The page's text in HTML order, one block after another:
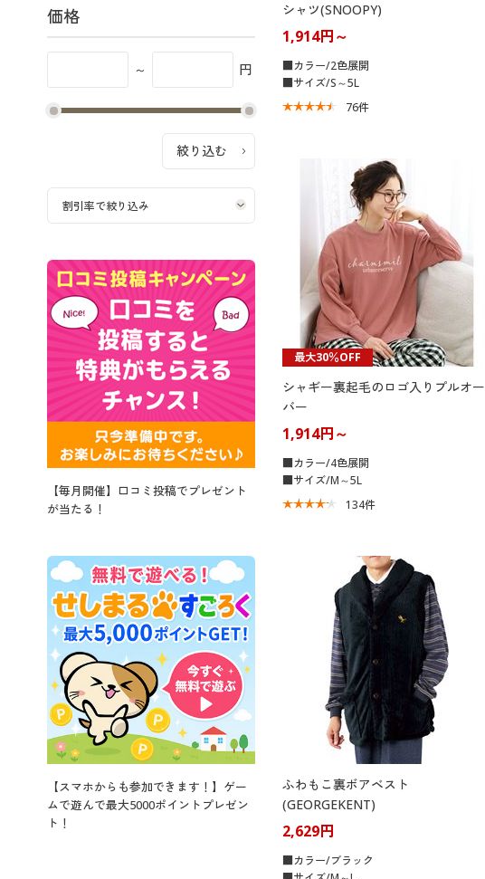
シャツ(SNOOPY)
1,914円～
■カラー/2色展開
■サイズ/S～5L
76件
最大30％OFF
シャギー裏起毛のロゴ入りプルオー
バー
1,914円～
■カラー/4色展開
■サイズ/M～5L
134件
ふわもこ裏ボアベスト
(GEORGEKENT)
2,629円
■カラー/ブラック
価格
～ 円
【毎月開催】口コミ投稿でプレゼント
が当たる！
【スマホからも参加できます！】ゲー
ムで遊んで最大5000ポイントプレゼン
ト！